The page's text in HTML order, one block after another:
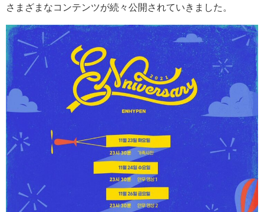
さまざまなコンテンツが続々公開されていきました。